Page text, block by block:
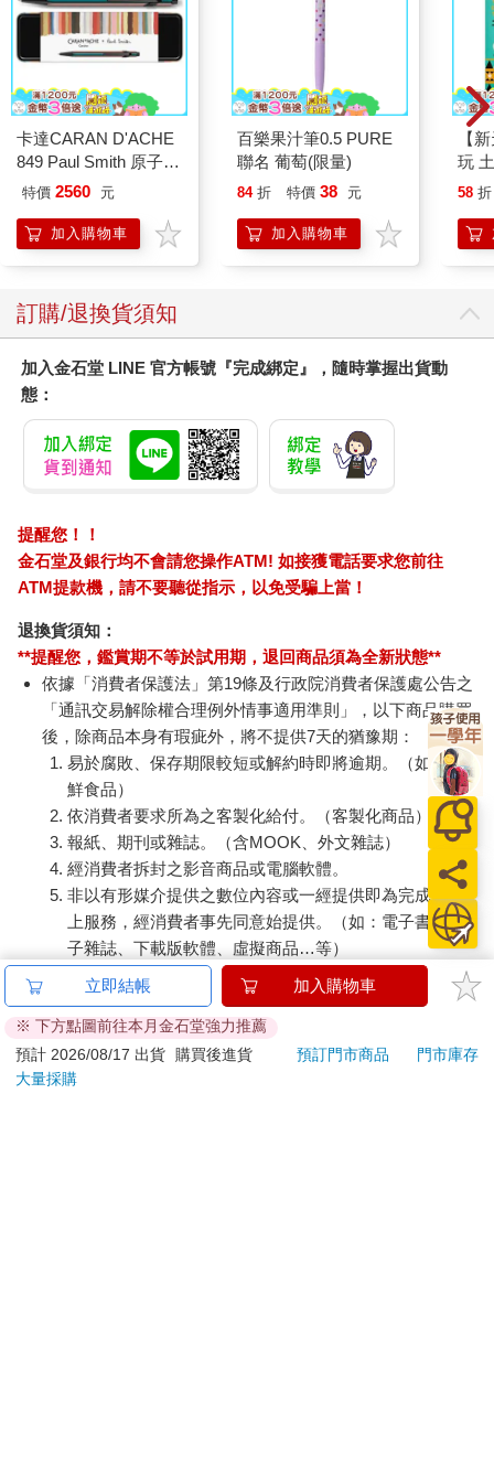
卡達CARAN D'ACHE
849 Paul Smith 原子筆
ED.5 條紋黑
特價 2560 元
加入購物車
百樂果汁筆0.5 PURE
聯名 葡萄(限量)
84 折 特價 38 元
加入購物車
【
玩
58 折
訂購/退換貨須知
加入金石堂 LINE 官方帳號『完成綁定』，隨時掌握出貨動
態：
提醒您！！
金石堂及銀行均不會請您操作ATM! 如接獲電話要求您前往
ATM提款機，請不要聽從指示，以免受騙上當！
退換貨須知：
**提醒您，鑑賞期不等於試用期，退回商品須為全新狀態**
依據「消費者保護法」第19條及行政院消費者保護處公告之
「通訊交易解除權合理例外情事適用準則」，以下商品購買
後，除商品本身有瑕疵外，將不提供7天的猶豫期：
易於腐敗、保存期限較短或解約時即將逾期。（如：生
鮮食品）
依消費者要求所為之客製化給付。（客製化商品）
報紙、期刊或雜誌。（含MOOK、外文雜誌）
經消費者拆封之影音商品或電腦軟體。
非以有形媒介提供之數位內容或一經提供即為完成之線
上服務，經消費者事先同意始提供。（如：電子書、電
子雜誌、下載版軟體、虛擬商品…等）
已拆封之個人衛生用品。（如：內衣褲、刮鬍刀、除毛
若非上列種類商品，均享有到貨7天的猶豫期（含例假
日）。
辦理退換貨時，商品（組合商品恕無法接受單獨退貨）必須
立即結帳 加入購物車
※ 下方點圖前往本月金石堂強力推薦
預計 2026/08/17 出貨
購買後進貨 預訂門市商品
門市庫存
大量採購